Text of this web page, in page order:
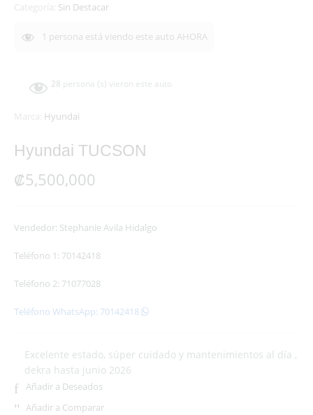
Categoría: Sin Destacar
1 persona está viendo este auto AHORA
28 persona (s) vieron este auto
Marca: Hyundai
Hyundai TUCSON
₡5,500,000
Vendedor: Stephanie Avila Hidalgo
Teléfono 1: 70142418
Teléfono 2: 71077028
Teléfono WhatsApp: 70142418
Excelente estado, súper cuidado y mantenimientos al día ,
dekra hasta junio 2026
Añadir a Deseados
Añadir a Comparar